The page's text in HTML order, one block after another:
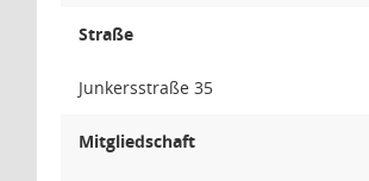
Straße
Junkersstraße 35
Mitgliedschaft